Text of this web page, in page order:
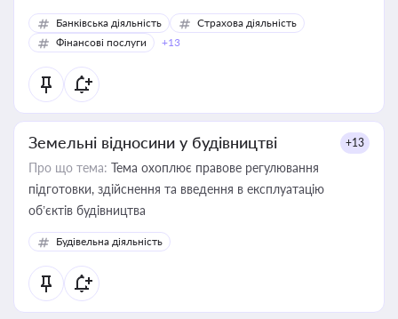
Банківська діяльність
Страхова діяльність
Фінансові послуги
+13
Земельні відносини у будівництві +13
Про що тема: Тема охоплює правове регулювання
підготовки, здійснення та введення в експлуатацію
об’єктів будівництва
Будівельна діяльність